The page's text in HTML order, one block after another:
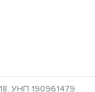
УНП 190961479